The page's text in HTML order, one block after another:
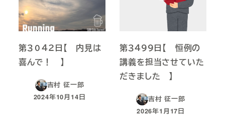
第３０４２日【 内見は
喜んで！ 】
吉村 征一郎
投稿日
2024年10月14日
第３４９９日【 恒例の
講義を担当させていた
だきました 】
吉村 征一郎
投稿日
2026年1月17日